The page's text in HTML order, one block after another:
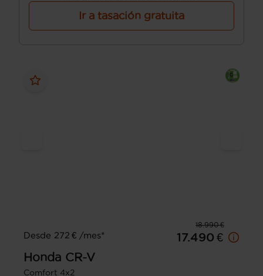
Ir a tasación gratuita
18.990 €
Desde 272 € /mes*
17.490 €
Honda CR-V
Comfort 4x2